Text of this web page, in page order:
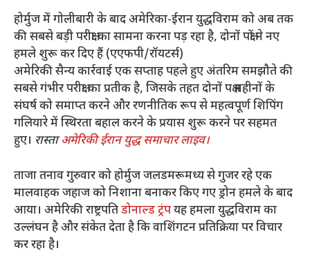
होर्मुज में गोलीबारी के बाद अमेरिका-ईरान युद्धविराम को अब तक
की सबसे बड़ी परीक्षा का सामना करना पड़ रहा है, दोनों पक्षों ने नए
हमले शुरू कर दिए हैं (एएफपी/रॉयटर्स)
अमेरिकी सैन्य कार्रवाई एक सप्ताह पहले हुए अंतरिम समझौते की
सबसे गंभीर परीक्षा का प्रतीक है, जिसके तहत दोनों पक्ष महीनों के
संघर्ष को समाप्त करने और रणनीतिक रूप से महत्वपूर्ण शिपिंग
गलियारे में स्थिरता बहाल करने के प्रयास शुरू करने पर सहमत
हुए। रास्ताअमेरिकी ईरान युद्ध समाचार लाइव।
ताजा तनाव गुरुवार को होर्मुज जलडमरूमध्य से गुजर रहे एक
मालवाहक जहाज को निशाना बनाकर किए गए ड्रोन हमले के बाद
आया। अमेरिकी राष्ट्रपतिडोनाल्ड ट्रंपयह हमला युद्धविराम का
उल्लंघन है और संकेत देता है कि वाशिंगटन प्रतिक्रिया पर विचार
कर रहा है।